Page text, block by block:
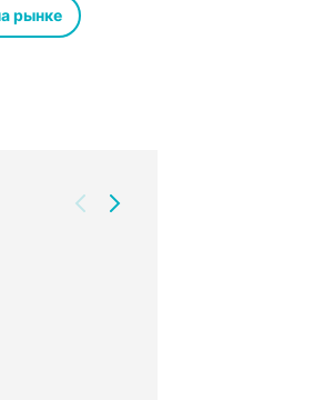
не
и будут
рынке